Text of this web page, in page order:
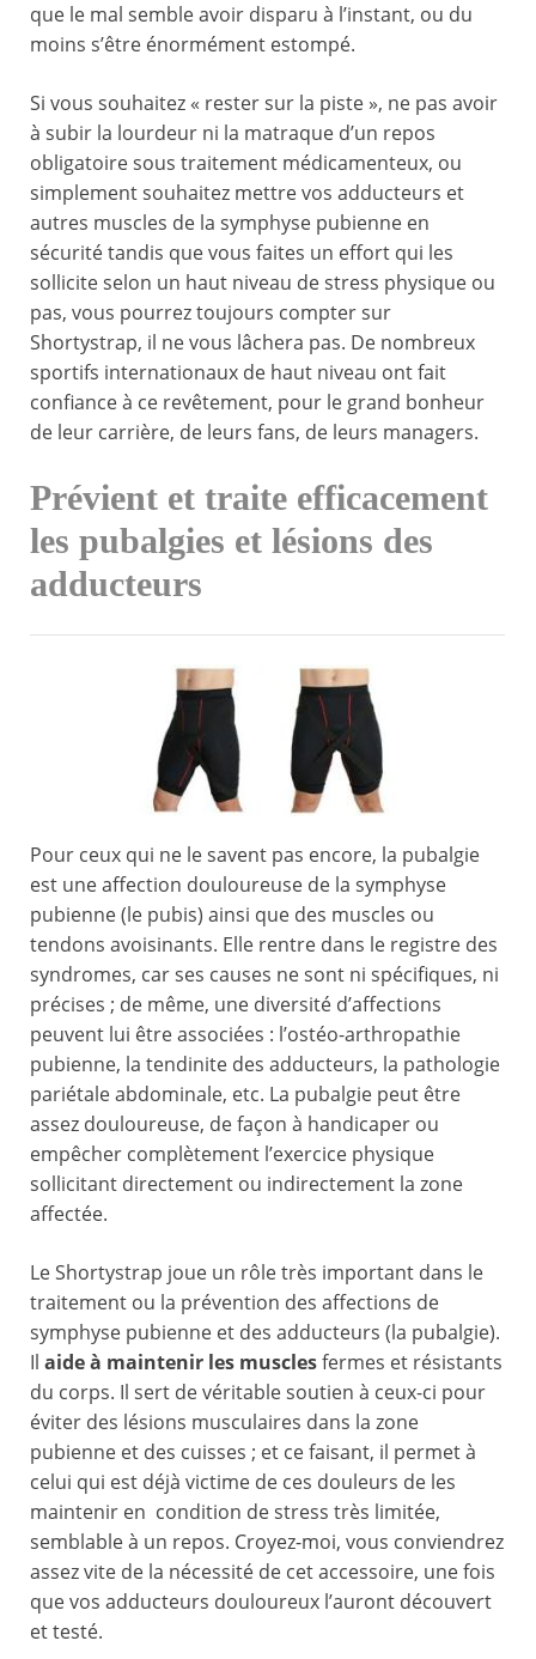
que le mal semble avoir disparu à l’instant, ou du
moins s’être énormément estompé.
Si vous souhaitez « rester sur la piste », ne pas avoir
à subir la lourdeur ni la matraque d’un repos
obligatoire sous traitement médicamenteux, ou
simplement souhaitez mettre vos adducteurs et
autres muscles de la symphyse pubienne en
sécurité tandis que vous faites un effort qui les
sollicite selon un haut niveau de stress physique ou
pas, vous pourrez toujours compter sur
Shortystrap, il ne vous lâchera pas. De nombreux
sportifs internationaux de haut niveau ont fait
confiance à ce revêtement, pour le grand bonheur
de leur carrière, de leurs fans, de leurs managers.
Prévient et traite efficacement
les pubalgies et lésions des
adducteurs
Pour ceux qui ne le savent pas encore, la pubalgie
est une affection douloureuse de la symphyse
pubienne (le pubis) ainsi que des muscles ou
tendons avoisinants. Elle rentre dans le registre des
syndromes, car ses causes ne sont ni spécifiques, ni
précises ; de même, une diversité d’affections
peuvent lui être associées : l’ostéo-arthropathie
pubienne, la tendinite des adducteurs, la pathologie
pariétale abdominale, etc. La pubalgie peut être
assez douloureuse, de façon à handicaper ou
empêcher complètement l’exercice physique
sollicitant directement ou indirectement la zone
affectée.
Le Shortystrap joue un rôle très important dans le
traitement ou la prévention des affections de
symphyse pubienne et des adducteurs (la pubalgie).
Il aide à maintenir les musclesfermes et résistants
du corps. Il sert de véritable soutien à ceux-ci pour
éviter des lésions musculaires dans la zone
pubienne et des cuisses ; et ce faisant, il permet à
celui qui est déjà victime de ces douleurs de les
maintenir en condition de stress très limitée,
semblable à un repos. Croyez-moi, vous conviendrez
assez vite de la nécessité de cet accessoire, une fois
que vos adducteurs douloureux l’auront découvert
et testé.